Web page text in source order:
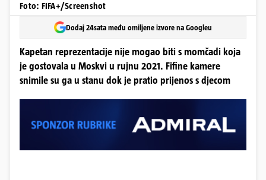
Foto: FIFA+/Screenshot
Dodaj 24sata među omiljene izvore na Googleu
Kapetan reprezentacije nije mogao biti s momčadi koja
je gostovala u Moskvi u rujnu 2021. Fifine kamere
snimile su ga u stanu dok je pratio prijenos s djecom